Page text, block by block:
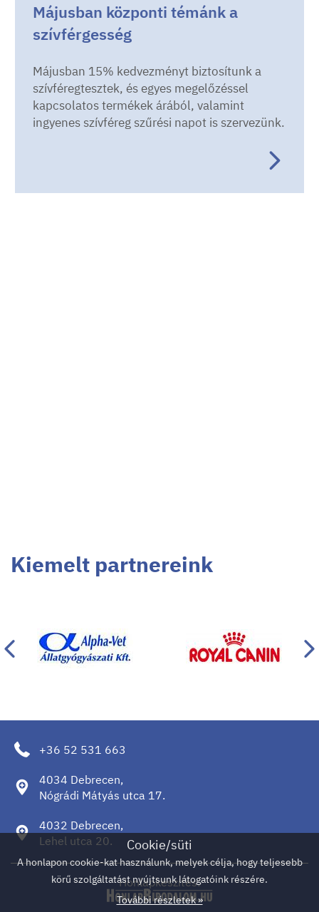
Cookie/süti
A honlapon cookie-kat használunk, melyek célja, hogy teljesebb
körű szolgáltatást nyújtsunk látogatóink részére.
További részletek »
Májusban központi témánk a
szívférgesség
Májusban 15% kedvezményt biztosítunk a
szívféregtesztek, és egyes megelőzéssel
kapcsolatos termékek árából, valamint
ingyenes szívféreg szűrési napot is szervezünk.
Kiemelt partnereink
+36 52 531 663
4034 Debrecen,
Nógrádi Mátyás utca 17.
4032 Debrecen,
Lehel utca 20.
Honlapkészítés: